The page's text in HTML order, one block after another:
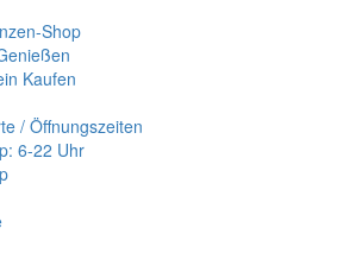
Shop
Kaufen
/ Öffnungszeiten
6-22 Uhr